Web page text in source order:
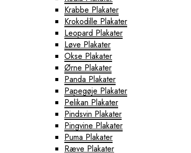
Krabbe Plakater
Krokodille Plakater
Leopard Plakater
Løve Plakater
Okse Plakater
Ørne Plakater
Panda Plakater
Papegøje Plakater
Pelikan Plakater
Pindsvin Plakater
Pingvine Plakater
Puma Plakater
Ræve Plakater